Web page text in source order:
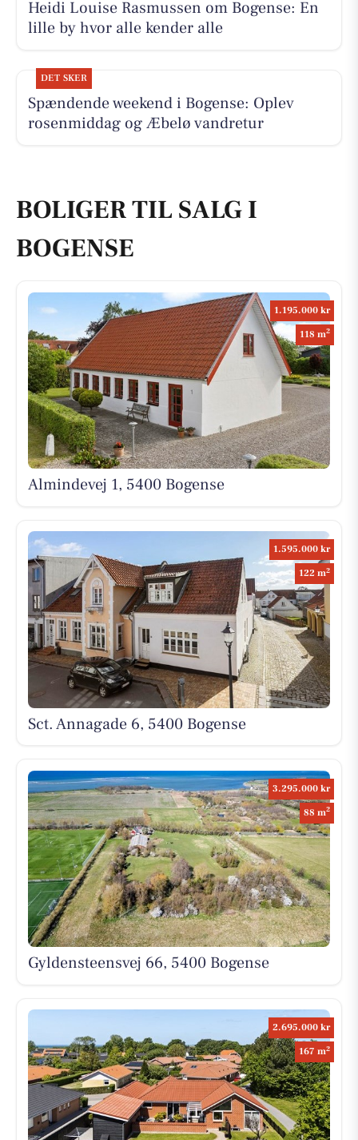
Heidi Louise Rasmussen om Bogense: En
lille by hvor alle kender alle
DET SKER
Spændende weekend i Bogense: Oplev
rosenmiddag og Æbelø vandretur
BOLIGER TIL SALG I
BOGENSE
1.195.000 kr
118 m2
Almindevej 1, 5400 Bogense
1.595.000 kr
122 m2
Sct. Annagade 6, 5400 Bogense
3.295.000 kr
88 m2
Gyldensteensvej 66, 5400 Bogense
2.695.000 kr
167 m2